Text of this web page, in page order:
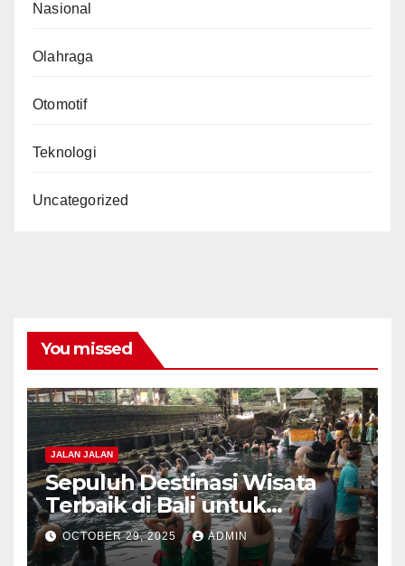
Nasional
Olahraga
Otomotif
Teknologi
Uncategorized
You missed
JALAN JALAN
Sepuluh Destinasi Wisata
Terbaik di Bali untuk
Petualangan Epik di 2025
OCTOBER 29, 2025 ADMIN